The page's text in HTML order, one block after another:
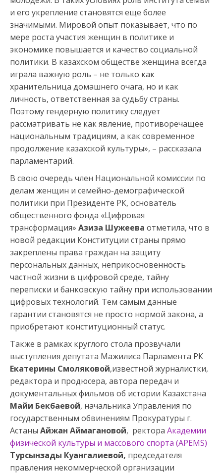
и его укрепление становятся еще более
значимыми. Мировой опыт показывает, что по
мере роста участия женщин в политике и
экономике повышается и качество социальной
политики. В казахском обществе женщина всегда
играла важную роль – не только как
хранительница домашнего очага, но и как
личность, ответственная за судьбу страны.
Поэтому гендерную политику следует
рассматривать не как явление, противоречащее
национальным традициям, а как современное
продолжение казахской культуры», – рассказала
парламентарий.
В свою очередь член Национальной комиссии по
делам женщин и семейно-демографической
политики при Президенте РК, основатель
общественного фонда «Цифровая
трансформация» Азиза Шужеева отметила, что в
новой редакции Конституции страны прямо
закреплены права граждан на защиту
персональных данных, неприкосновенность
частной жизни в цифровой среде, тайну
переписки и банковскую тайну при использовании
цифровых технологий. Тем самым данные
гарантии становятся не просто нормой закона, а
приобретают конституционный статус.
Также в рамках круглого стола прозвучали
выступления депутата Мажилиса Парламента РК
Екатерины Смоляковой,известной журналистки,
редактора и продюсера, автора передач и
документальных фильмов об истории Казахстана
Майи Бекбаевой, начальника Управления по
государственным обвинениям Прокуратуры г.
Астаны Айжан Аймагановой, ректора Академии
физической культуры и массового спорта (APEMS)
Турсынзады Куангалиевой, председателя
правления некоммерческой организации